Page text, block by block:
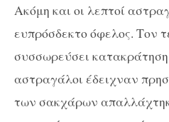
Ακόμη και οι λεπτοί
ευπρόσδεκτο όφελος. Τον
συσσωρεύσει
αστραγάλοι έδειχναν
των σακχάρων